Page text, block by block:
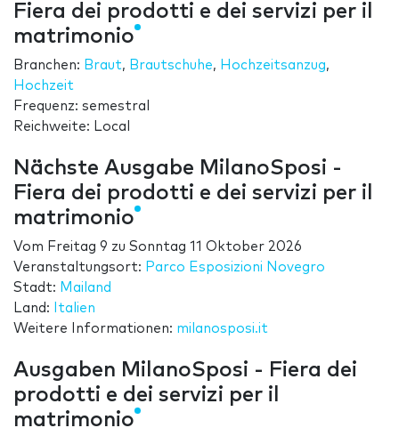
Fiera dei prodotti e dei servizi per il
matrimonio
Branchen: Braut, Brautschuhe, Hochzeitsanzug,
Hochzeit
Frequenz: semestral
Reichweite: Local
Nächste Ausgabe MilanoSposi -
Fiera dei prodotti e dei servizi per il
matrimonio
Vom Freitag 9 zu Sonntag 11 Oktober 2026
Veranstaltungsort: Parco Esposizioni Novegro
Stadt: Mailand
Land:
Italien
Weitere Informationen: milanosposi.it
Ausgaben MilanoSposi - Fiera dei
prodotti e dei servizi per il
matrimonio